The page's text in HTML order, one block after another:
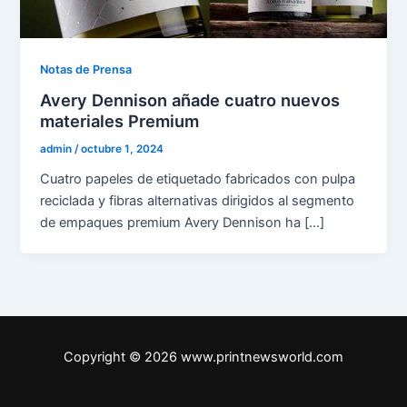
Notas de Prensa
Avery Dennison añade cuatro nuevos
materiales Premium
admin/octubre 1, 2024
Cuatro papeles de etiquetado fabricados con pulpa
reciclada y fibras alternativas dirigidos al segmento
de empaques premium Avery Dennison ha […]
Copyright © 2026 www.printnewsworld.com